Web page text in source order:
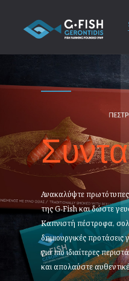
Ανακαλύψτε
της G‑Fish και δώστε
Καπνιστή πέστροφα,
δημιουργικές προτάσεις
για πιο ιδιαίτερες
και απολαύστε